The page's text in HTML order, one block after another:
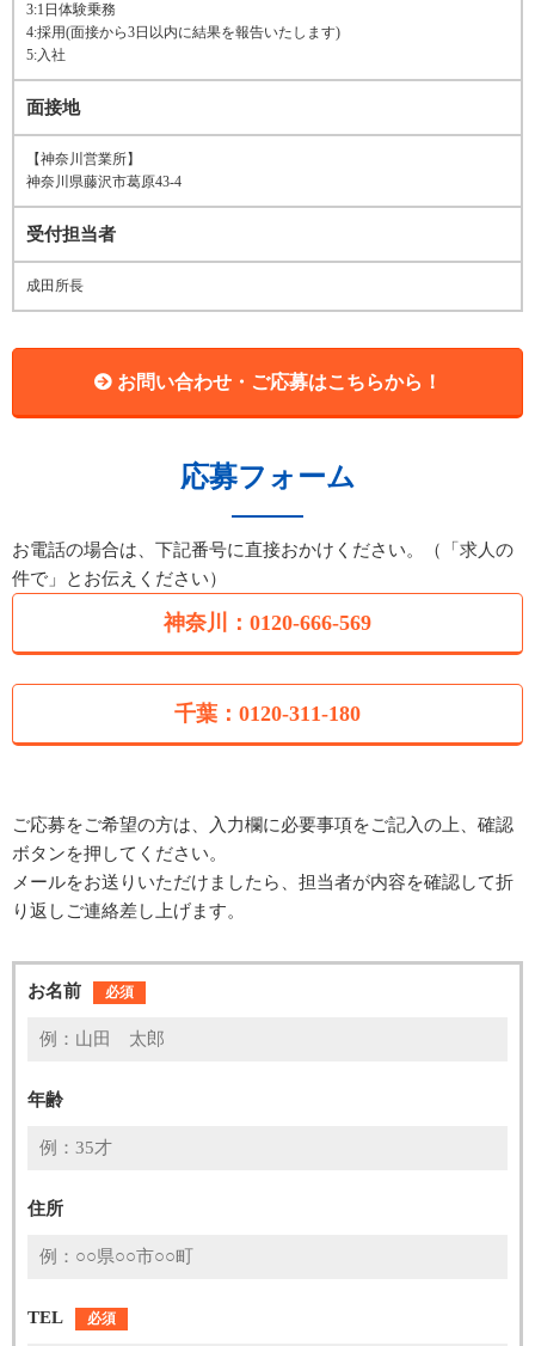
3:1日体験乗務
4:採用(面接から3日以内に結果を報告いたします)
5:入社
面接地
【神奈川営業所】
神奈川県藤沢市葛原43-4
受付担当者
成田所長
お問い合わせ・ご応募はこちらから！
応募フォーム
お電話の場合は、下記番号に直接おかけください。（「求人の
件で」とお伝えください）
神奈川：0120-666-569
千葉：0120-311-180
ご応募をご希望の方は、入力欄に必要事項をご記入の上、確認
ボタンを押してください。
メールをお送りいただけましたら、担当者が内容を確認して折
り返しご連絡差し上げます。
お名前 必須
年齢
住所
TEL 必須